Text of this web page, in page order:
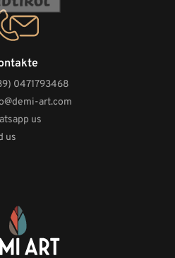
0471793468
art.com
us
us